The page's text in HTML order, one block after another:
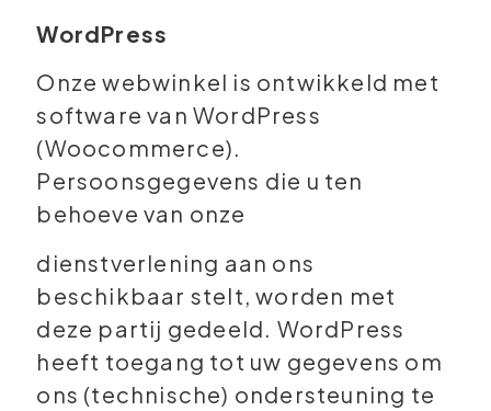
WordPress
Onze webwinkel is ontwikkeld met
software van WordPress
(Woocommerce).
Persoonsgegevens die u ten
behoeve van onze
dienstverlening aan ons
beschikbaar stelt, worden met
deze partij gedeeld. WordPress
heeft toegang tot uw gegevens om
ons (technische) ondersteuning te